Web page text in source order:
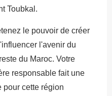
Toubkal.
le pouvoir de créer
l'avenir du
du Maroc. Votre
responsable fait une
pour cette région